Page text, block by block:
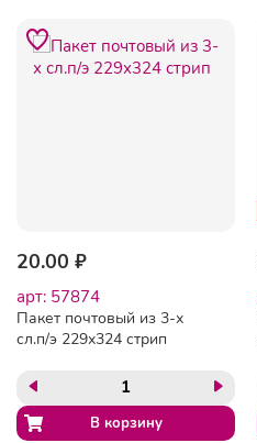
20.00 ₽
арт: 57874
Пакет почтовый из 3-х
сл.п/э 229х324 стрип